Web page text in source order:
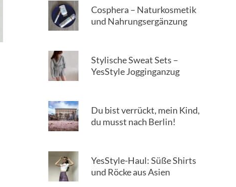
Cosphera – Naturkosmetik
und Nahrungsergänzung
Stylische Sweat Sets –
YesStyle Jogginganzug
Du bist verrückt, mein Kind,
du musst nach Berlin!
YesStyle-Haul: Süße Shirts
und Röcke aus Asien